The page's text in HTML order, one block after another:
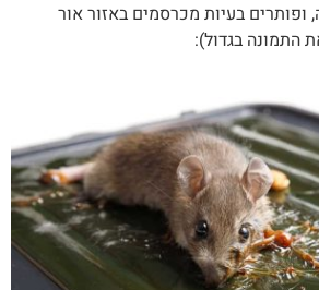
ופותרים בעיות מכרסמים באזור אור
התמונה בגדול):